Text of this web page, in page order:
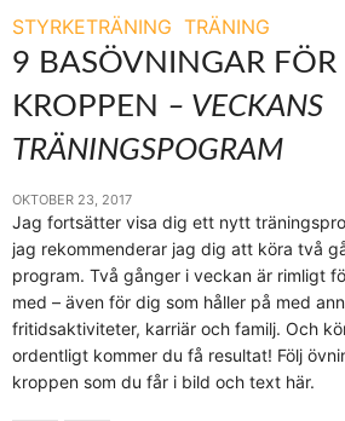
STYRKETRÄNING TRÄNING
9 BASÖVNINGAR FÖR
KROPPEN – VECKANS
TRÄNINGSPOGRAM
OKTOBER 23, 2017
Jag fortsätter visa dig ett nytt
jag rekommenderar jag dig att köra två
program. Två gånger i veckan är rimligt
med – även för dig som håller på med
fritidsaktiviteter, karriär och familj. Och
ordentligt kommer du få resultat! Följ
kroppen som du får i bild och text här.